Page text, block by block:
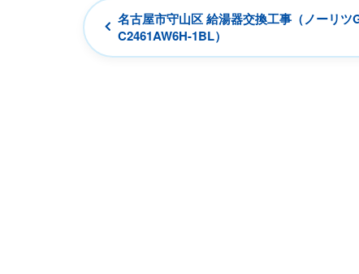
名古屋市守山区 給湯器交換工事（ノーリツ
C2461AW6H-1BL）